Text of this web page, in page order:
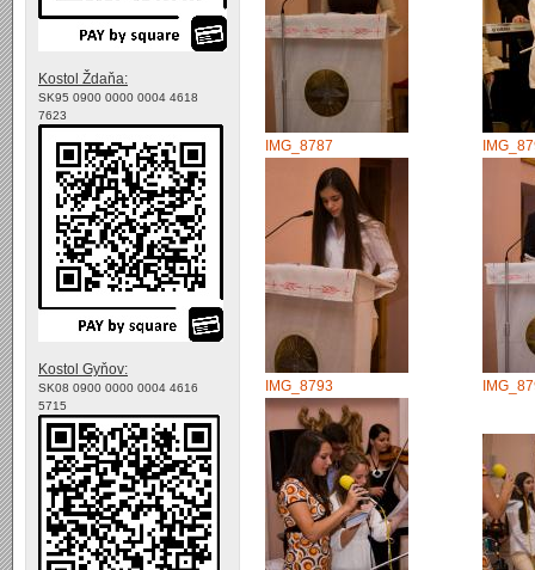
IMG_8787
IMG_8793
Kostol Ždaňa:
SK95 0900 0000 0004 4618
7623
Kostol Gyňov:
SK08 0900 0000 0004 4616
5715